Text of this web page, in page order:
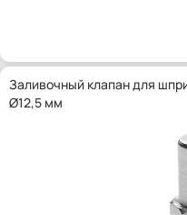
Заливочный клапан для
Ø12,5 мм